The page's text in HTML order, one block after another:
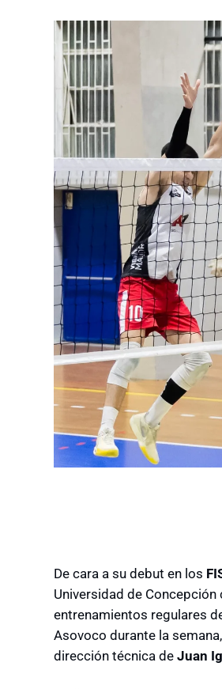
De cara a su debut en los
Universidad de
entrenamientos regulares
Asovoco durante la
dirección técnica de Juan